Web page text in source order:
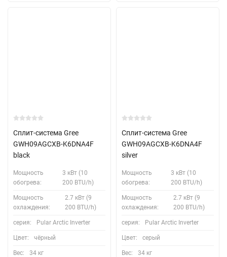
Сплит-система Gree
GWH09AGCXB-K6DNA4F
black
Мощность
обогрева:
3 кВт (10
200 BTU/h)
Мощность
охлаждения:
2.7 кВт (9
200 BTU/h)
серия: Pular Arctic Inverter
Цвет: чёрный
Вес: 34 кг
Сплит-система Gree
GWH09AGCXB-K6DNA4F
silver
Мощность
обогрева:
3 кВт (10
200 BTU/h)
Мощность
охлаждения:
2.7 кВт (9
200 BTU/h)
серия: Pular Arctic Inverter
Цвет: серый
Вес: 34 кг